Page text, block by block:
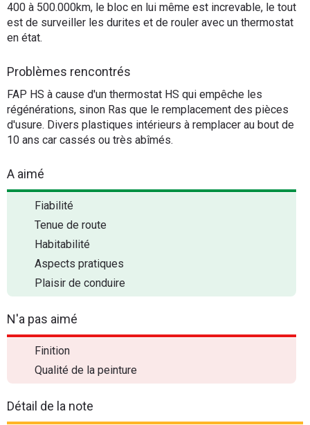
400 à 500.000km, le bloc en lui même est increvable, le tout
est de surveiller les durites et de rouler avec un thermostat
en état.
Problèmes rencontrés
FAP HS à cause d'un thermostat HS qui empêche les
régénérations, sinon Ras que le remplacement des pièces
d'usure. Divers plastiques intérieurs à remplacer au bout de
10 ans car cassés ou très abîmés.
A aimé
Fiabilité
Tenue de route
Habitabilité
Aspects pratiques
Plaisir de conduire
N'a pas aimé
Finition
Qualité de la peinture
Détail de la note